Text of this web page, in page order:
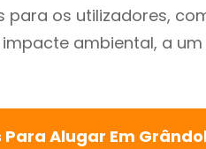
para os utilizadores,
ambiental, a
Para Alugar Em